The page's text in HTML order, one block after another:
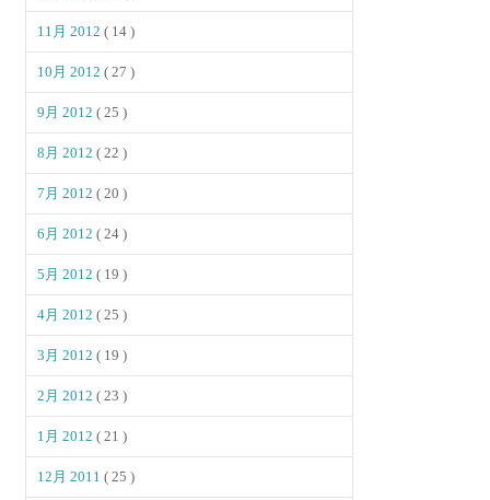
11月 2012( 14 )
10月 2012( 27 )
9月 2012( 25 )
8月 2012( 22 )
7月 2012( 20 )
6月 2012( 24 )
5月 2012( 19 )
4月 2012( 25 )
3月 2012( 19 )
2月 2012( 23 )
1月 2012( 21 )
12月 2011( 25 )